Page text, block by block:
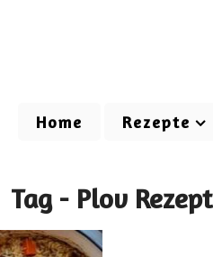
Home Rezepte
Tag - Plov Rezept